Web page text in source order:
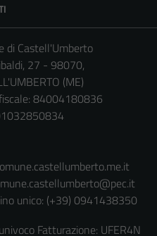
di Castell'Umberto
27 - 98070,
(ME)
84004180836
unico: (+39) 0941438350
Fatturazione: UFER4N